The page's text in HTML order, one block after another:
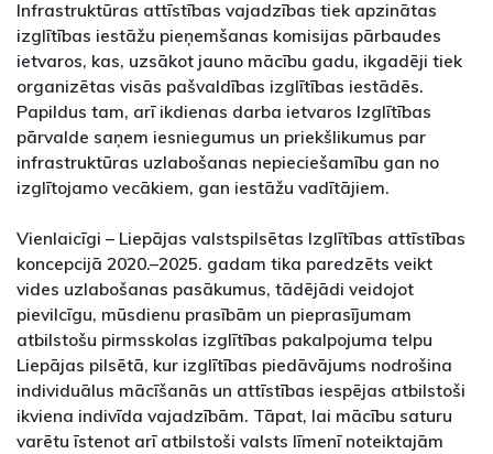
Infrastruktūras attīstības vajadzības tiek apzinātas
izglītības iestāžu pieņemšanas komisijas pārbaudes
ietvaros, kas, uzsākot jauno mācību gadu, ikgadēji tiek
organizētas visās pašvaldības izglītības iestādēs.
Papildus tam, arī ikdienas darba ietvaros Izglītības
pārvalde saņem iesniegumus un priekšlikumus par
infrastruktūras uzlabošanas nepieciešamību gan no
izglītojamo vecākiem, gan iestāžu vadītājiem.
Vienlaicīgi – Liepājas valstspilsētas Izglītības attīstības
koncepcijā 2020.–2025. gadam tika paredzēts veikt
vides uzlabošanas pasākumus, tādējādi veidojot
pievilcīgu, mūsdienu prasībām un pieprasījumam
atbilstošu pirmsskolas izglītības pakalpojuma telpu
Liepājas pilsētā, kur izglītības piedāvājums nodrošina
individuālus mācīšanās un attīstības iespējas atbilstoši
ikviena indivīda vajadzībām. Tāpat, lai mācību saturu
varētu īstenot arī atbilstoši valsts līmenī noteiktajām